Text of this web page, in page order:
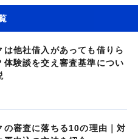
は他社借入があっても借りら
体験談を交え審査基準につい
の審査に落ちる10の理由｜対